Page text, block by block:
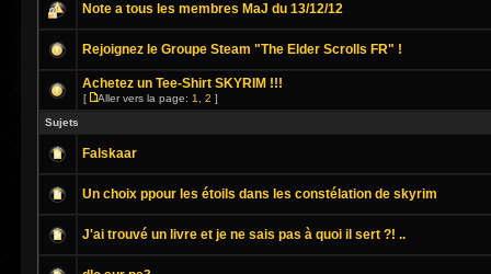
Note a tous les membres MaJ du 13/12/12
Rejoignez le Groupe Steam "The Elder Scrolls FR" !
Achetez un Tee-Shirt SKYRIM !!!
[ Aller vers la page: 1 2 ]
Sujets
Falskaar
Un choix ppour les étoils dans les constélation de skyrim
J'ai trouvé un livre et je ne sais pas à quoi il sert ?! ..